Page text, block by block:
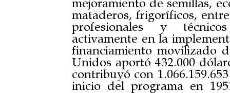
mejoramiento de semillas,
mataderos, frigoríficos,
profesionales y
activamente en la
financiamiento movilizado
Unidos aportó 432.000
contribuyó con
inicio del programa en